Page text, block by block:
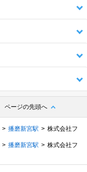
ページの先頭へ
播磨新宮駅
株式会社フ
播磨新宮駅
株式会社フ